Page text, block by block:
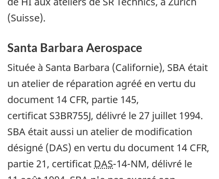
(Suisse).
Santa Barbara Aerospace
Située à Santa Barbara (Californie), SBA était
un atelier de réparation agréé en vertu du
document 14 CFR, partie 145,
certificat S3BR755J, délivré le 27 juillet 1994.
SBA était aussi un atelier de modification
désigné (DAS) en vertu du document 14 CFR,
partie 21, certificat DAS-14-NM, délivré le